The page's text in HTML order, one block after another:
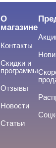
О
магазине
Контакты
Скидки и
программы
Отзывы
Новости
Статьи